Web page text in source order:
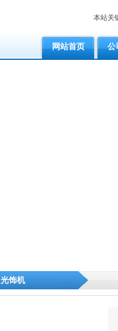
本站关
网站首页 公
光饰机